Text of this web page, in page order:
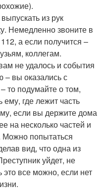
из рук
Немедленно звоните в
а если получится –
коллегам.
не удалось и события
вы оказались с
то подумайте о том,
ему, где лежит часть
если вы держите дома
на несколько частей и
Можно попытаться
вид, что одна из
уйдет, не
это все можно, если нет